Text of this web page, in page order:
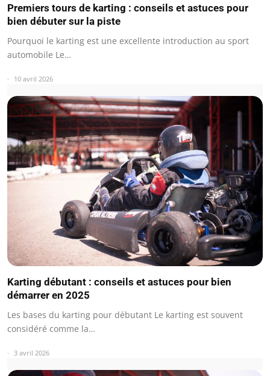
Premiers tours de karting : conseils et astuces pour
bien débuter sur la piste
Pourquoi le karting est une excellente introduction au sport
automobile Le…
10 avril 2026
Karting débutant : conseils et astuces pour bien
démarrer en 2025
Les bases du karting pour débutant Le karting est souvent
considéré comme la…
3 avril 2026